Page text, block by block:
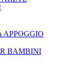
APPOGGIO
BAMBINI